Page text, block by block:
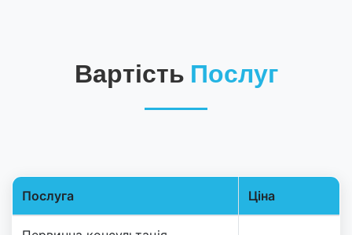
Вартість Послуг
Послуга Ціна